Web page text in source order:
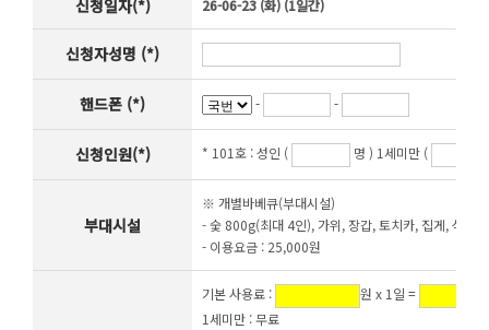
신청일자(*) 26-06-23 (화) (1일간)
신청자성명 (*)
핸드폰 (*) - -
신청인원(*) * 101호 :성인 ( 명 ) 1세미만 (
부대시설
※ 개별바베큐(부대시설)
- 숯 800g(최대 4인), 가위, 장갑, 토치카, 집게, 석쇠,
- 이용요금 : 25,000원
기본 사용료 :
원 x 1일 =
1세미만 : 무료